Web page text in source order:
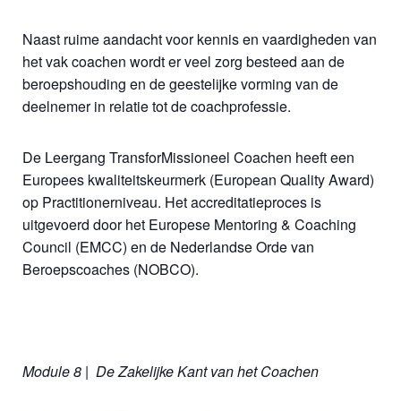
Naast ruime aandacht voor kennis en vaardigheden van
het vak coachen wordt er veel zorg besteed aan de
beroepshouding en de geestelijke vorming van de
deelnemer in relatie tot de coachprofessie.
De Leergang TransforMissioneel Coachen heeft een
Europees kwaliteitskeurmerk (European Quality Award)
op Practitionerniveau. Het accreditatieproces is
uitgevoerd door het Europese Mentoring & Coaching
Council (EMCC) en de Nederlandse Orde van
Beroepscoaches (NOBCO).
Module 8 | De Zakelijke Kant van het Coachen